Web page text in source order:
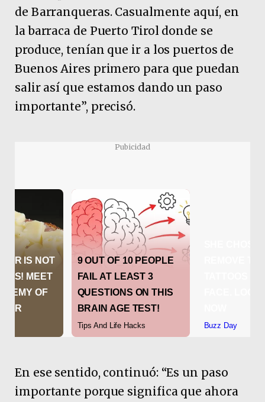
de Barranqueras. Casualmente aquí, en
la barraca de Puerto Tirol donde se
produce, tenían que ir a los puertos de
Buenos Aires primero para que puedan
salir así que estamos dando un paso
importante”, precisó.
Pubicidad
En ese sentido, continuó: “Es un paso
importante porque significa que ahora